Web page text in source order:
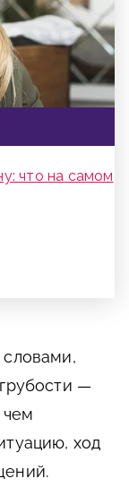
что на самом
словами,
—
чем
ход